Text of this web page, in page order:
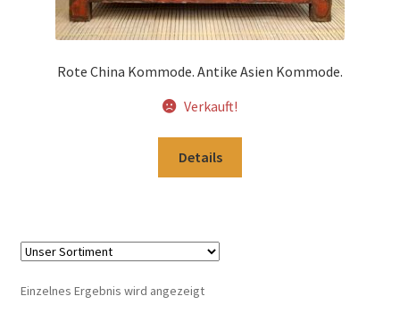
Kontakt
Warenkorb
Widerrufsbelehrung
Rote China Kommode. Antike Asien Kommode.
Verkauft!
Details
Einzelnes Ergebnis wird angezeigt